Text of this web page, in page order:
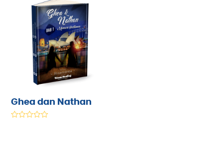
Ghea dan Nathan